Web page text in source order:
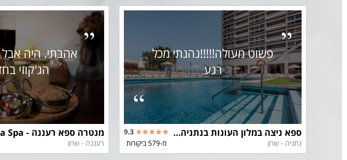
פשוט מעולה!!!!!נהנתי מכל
רגע
ספא ניצה במלון העונות בנתניה - Nitza spa netanya
נתניה - שרון
9.3
מ-579 ביקורות
אהבתי. היה
הג'קוזי
רעננה - שרון